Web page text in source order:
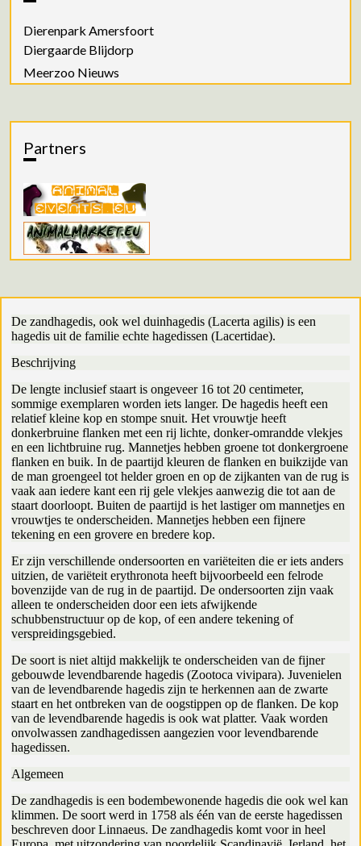
Dierenpark Amersfoort
Diergaarde Blijdorp
Meerzoo Nieuws
Partners
De zandhagedis, ook wel duinhagedis (Lacerta agilis) is een
hagedis uit de familie echte hagedissen (Lacertidae).
Beschrijving
De lengte inclusief staart is ongeveer 16 tot 20 centimeter,
sommige exemplaren worden iets langer. De hagedis heeft een
relatief kleine kop en stompe snuit. Het vrouwtje heeft
donkerbruine flanken met een rij lichte, donker-omrandde vlekjes
en een lichtbruine rug. Mannetjes hebben groene tot donkergroene
flanken en buik. In de paartijd kleuren de flanken en buikzijde van
de man groengeel tot helder groen en op de zijkanten van de rug is
vaak aan iedere kant een rij gele vlekjes aanwezig die tot aan de
staart doorloopt. Buiten de paartijd is het lastiger om mannetjes en
vrouwtjes te onderscheiden. Mannetjes hebben een fijnere
tekening en een grovere en bredere kop.
Er zijn verschillende ondersoorten en variëteiten die er iets anders
uitzien, de variëteit erythronota heeft bijvoorbeeld een felrode
bovenzijde van de rug in de paartijd. De ondersoorten zijn vaak
alleen te onderscheiden door een iets afwijkende
schubbenstructuur op de kop, of een andere tekening of
verspreidingsgebied.
De soort is niet altijd makkelijk te onderscheiden van de fijner
gebouwde levendbarende hagedis (Zootoca vivipara). Juvenielen
van de levendbarende hagedis zijn te herkennen aan de zwarte
staart en het ontbreken van de oogstippen op de flanken. De kop
van de levendbarende hagedis is ook wat platter. Vaak worden
onvolwassen zandhagedissen aangezien voor levendbarende
hagedissen.
Algemeen
De zandhagedis is een bodembewonende hagedis die ook wel kan
klimmen. De soort werd in 1758 als één van de eerste hagedissen
beschreven door Linnaeus. De zandhagedis komt voor in heel